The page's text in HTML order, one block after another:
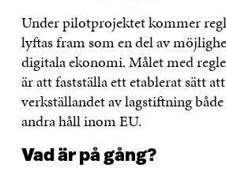
Under pilotprojektet kommer
lyftas fram som en del av
digitala ekonomi. Målet med
är att fastställa ett etablerat sätt
verkställandet av lagstiftning
andra håll inom EU.
Vad är på gång?